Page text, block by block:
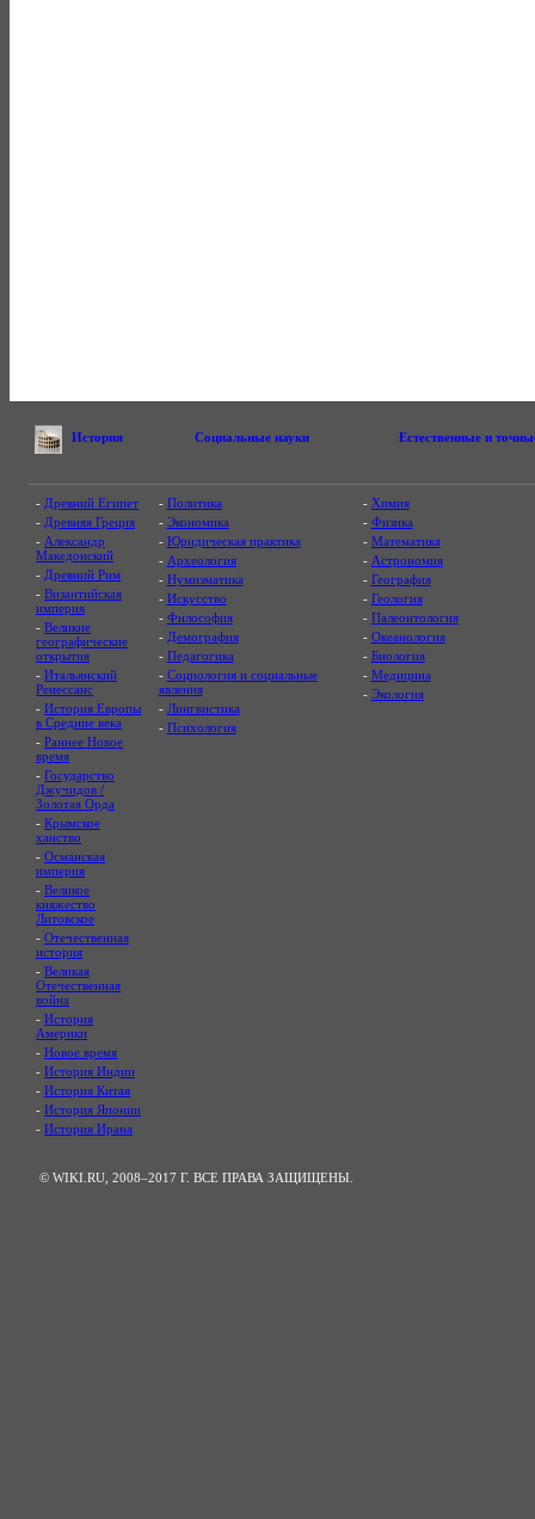
История Социальные науки Естественные и
- Древний Египет
- Древняя Греция
- Александр
Македонский
- Древний Рим
- Византийская
империя
- Великие
географические
открытия
- Итальянский
Ренессанс
- История Европы
в Средние века
- Раннее Новое
время
- Государство
Джучидов /
Золотая Орда
- Крымское
ханство
- Османская
империя
- Великое
княжество
Литовское
- Отечественная
история
- Великая
Отечественная
война
- История
Америки
- Новое время
- История Индии
- История Китая
- История Японии
- История Ирана
- Политика
- Экономика
- Юридическая практика
- Археология
- Нумизматика
- Искусство
- Философия
- Демография
- Педагогика
- Социология и социальные
явления
- Лингвистика
- Психология
- Химия
- Физика
- Математика
- Астрономия
- География
- Геология
- Палеонтология
- Океанология
- Биология
- Медицина
- Экология
© WIKI.RU, 2008–2017 Г. ВСЕ ПРАВА ЗАЩИЩЕНЫ.